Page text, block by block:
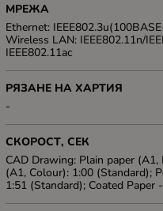
МРЕЖА
Ethernet:
Wireless LAN: IEEE802.11n/
IEEE802.11ac
РЯЗАНЕ НА ХАРТИЯ
-
СКОРОСТ, СЕК
CAD Drawing: Plain paper
(A1, Colour): 1:00 (Standard);
1:51 (Standard); Coated